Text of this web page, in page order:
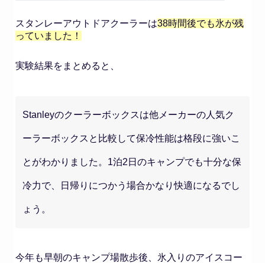
スタンレーアウトドアクーラーは38時間後でも氷が残
っていました！
実験結果をまとめると、
Stanleyのクーラーボックスは他メーカーの人気ク
ーラーボックスと比較して保冷性能は格段に強いこ
とがわかりました。1泊2日のキャンプでも十分な保
冷力で、日帰りにつかう場合かなり快適になるでし
ょう。
今年も早朝のキャンプ場散歩後、氷入りのアイスコー